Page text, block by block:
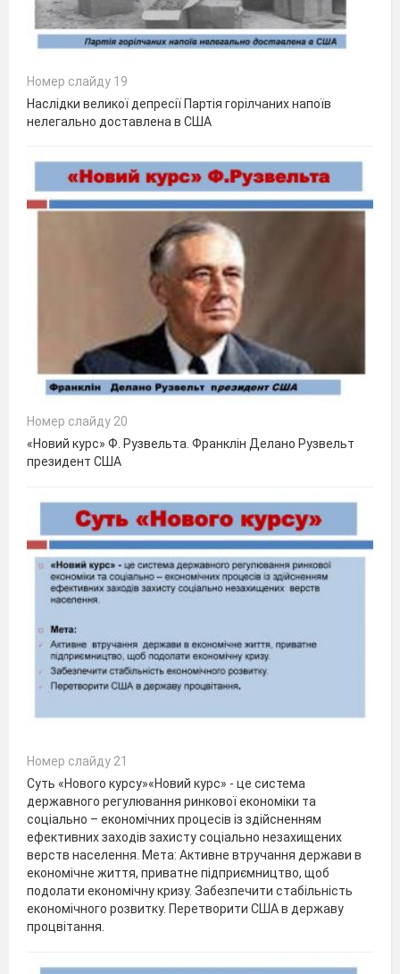
Номер слайду 19
Наслідки великої депресії Партія горілчаних напоїв
нелегально доставлена в США
Номер слайду 20
«Новий курс» Ф. Рузвельта. Франклін Делано Рузвельт
президент США
Номер слайду 21
Суть «Нового курсу»«Новий курс» - це система
державного регулювання ринкової економіки та
соціально – економічних процесів із здійсненням
ефективних заходів захисту соціально незахищених
верств населення. Мета: Активне втручання держави в
економічне життя, приватне підприємництво, щоб
подолати економічну кризу. Забезпечити стабільність
економічного розвитку. Перетворити США в державу
процвітання.